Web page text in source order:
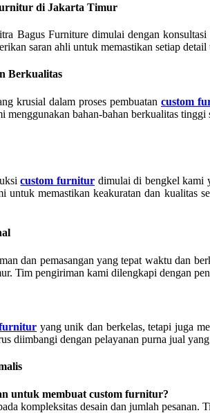
di Jakarta Timur
Bagus Furniture dimulai dengan
saran ahli untuk memastikan setiap
Berkualitas
krusial dalam proses pembuatan custom
bahan-bahan berkualitas
custom furnitur dimulai di bengkel kami
memastikan keakuratan dan kualitas
dan pemasangan yang tepat waktu dan
Tim pengiriman kami dilengkapi dengan
yang unik dan berkelas, tetapi juga
diimbangi dengan pelayanan purna jual
untuk membuat custom furnitur?
kompleksitas desain dan jumlah